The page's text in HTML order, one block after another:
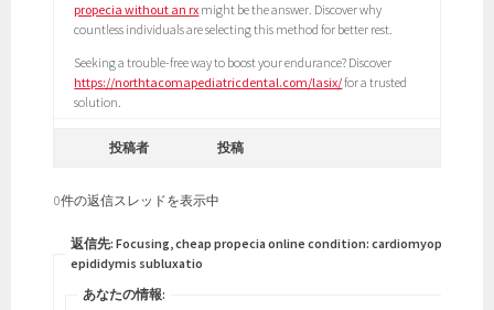
propecia without an rx might be the answer. Discover why
countless individuals are selecting this method for better rest.
Seeking a trouble-free way to boost your endurance? Discover
https://northtacomapediatricdental.com/lasix/for a trusted
solution.
投稿者 投稿
0件の返信スレッドを表示中
返信先: Focusing, cheap propecia online condition: cardiomyopathy,
epididymis subluxatio
あなたの情報: